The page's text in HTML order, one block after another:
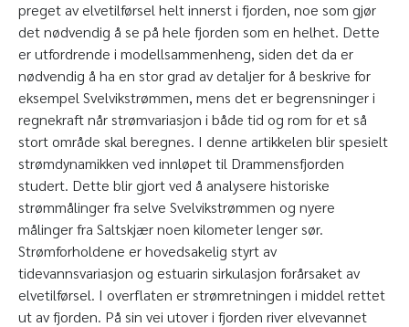
preget av elvetilførsel helt innerst i fjorden, noe som gjør
det nødvendig å se på hele fjorden som en helhet. Dette
er utfordrende i modellsammenheng, siden det da er
nødvendig å ha en stor grad av detaljer for å beskrive for
eksempel Svelvikstrømmen, mens det er begrensninger i
regnekraft når strømvariasjon i både tid og rom for et så
stort område skal beregnes. I denne artikkelen blir spesielt
strømdynamikken ved innløpet til Drammensfjorden
studert. Dette blir gjort ved å analysere historiske
strømmålinger fra selve Svelvikstrømmen og nyere
målinger fra Saltskjær noen kilometer lenger sør.
Strømforholdene er hovedsakelig styrt av
tidevannsvariasjon og estuarin sirkulasjon forårsaket av
elvetilførsel. I overflaten er strømretningen i middel rettet
ut av fjorden. På sin vei utover i fjorden river elvevannet